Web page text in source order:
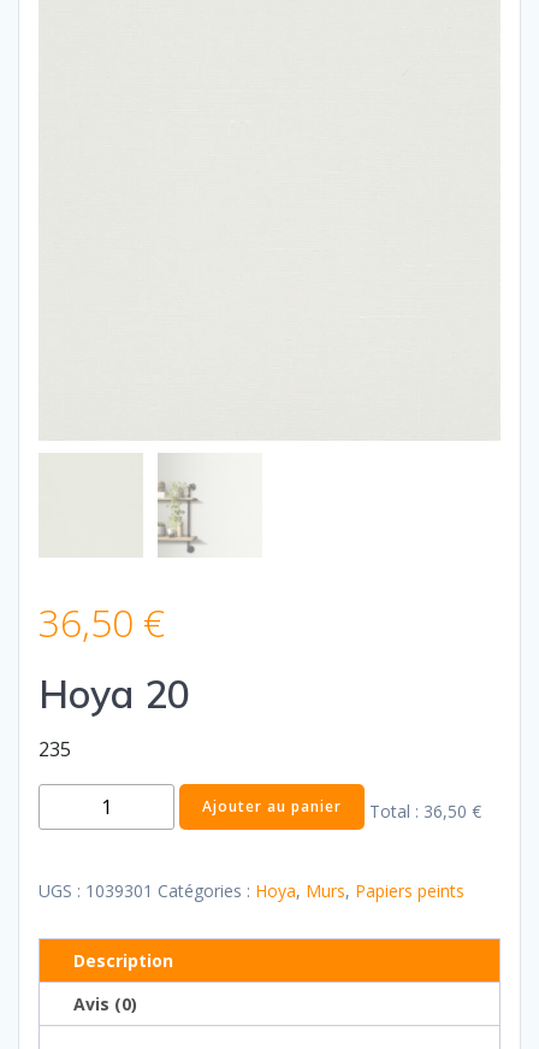
36,50 €
Hoya 20
235
quantité
de
20
Ajouter au panier Total : 36,50 €
UGS : 1039301 Catégories : Hoya, Murs, Papiers peints
Description
Avis (0)